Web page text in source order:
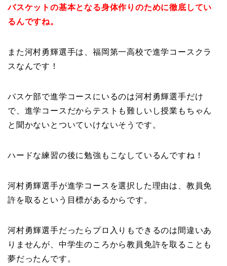
バスケットの基本となる身体作りのために徹底してい
るんですね。
また河村勇輝選手は、福岡第一高校で進学コースクラ
スなんです！
バスケ部で進学コースにいるのは河村勇輝選手だけ
で、進学コースだからテストも難しいし授業もちゃん
と聞かないとついていけないそうです。
ハードな練習の後に勉強もこなしているんですね！
河村勇輝選手が進学コースを選択した理由は、教員免
許を取るという目標があるからです。
河村勇輝選手だったらプロ入りもできるのは間違いあ
りませんが、中学生のころから教員免許を取ることも
夢だったんです。